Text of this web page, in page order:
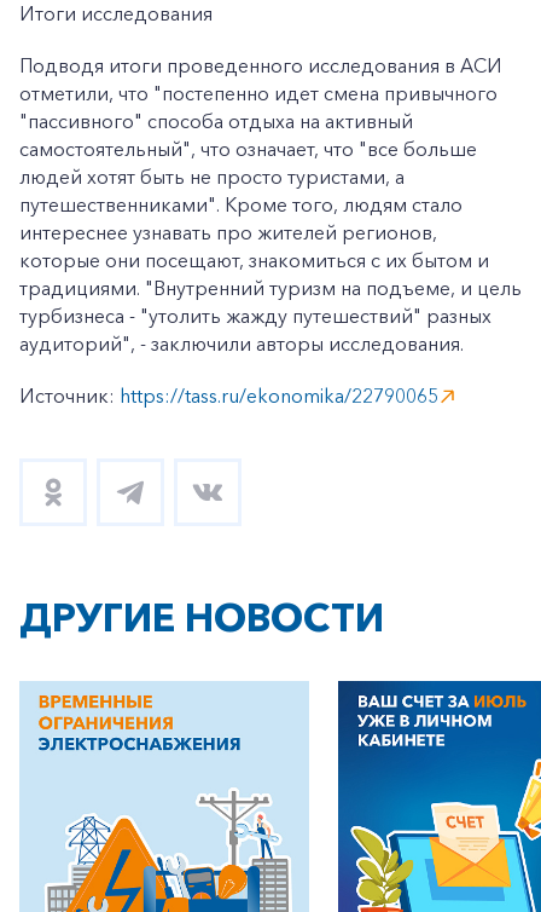
Итоги исследования
Подводя итоги проведенного исследования в АСИ
отметили, что "постепенно идет смена привычного
"пассивного" способа отдыха на активный
самостоятельный", что означает, что "все больше
людей хотят быть не просто туристами, а
путешественниками". Кроме того, людям стало
интереснее узнавать про жителей регионов,
которые они посещают, знакомиться с их бытом и
традициями. "Внутренний туризм на подъеме, и цель
турбизнеса - "утолить жажду путешествий" разных
аудиторий", - заключили авторы исследования.
Источник: https://tass.ru/ekonomika/22790065
ДРУГИЕ НОВОСТИ